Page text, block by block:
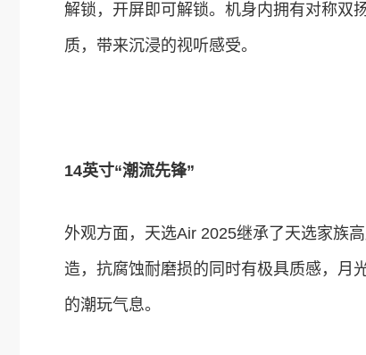
解锁，开屏即可解锁。机身内拥有对称双
质，带来沉浸的视听感受。
14英寸“潮流先锋”
外观方面，天选Air 2025继承了天选家族
造，抗腐蚀耐磨损的同时有极具质感，月
的潮玩气息。